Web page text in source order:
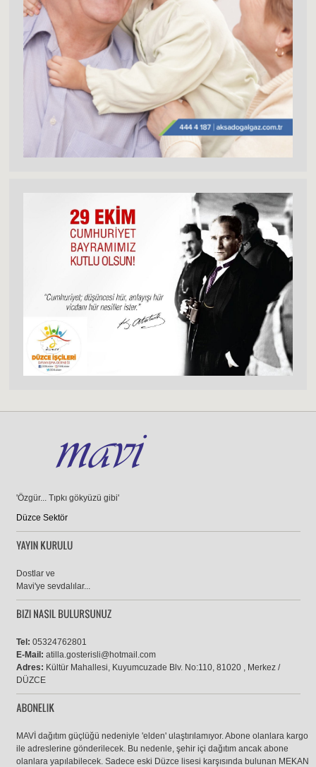
'Özgür... Tıpkı gökyüzü gibi'
Düzce Sektör
Dostlar ve
Mavi'ye sevdalılar...
Tel: 05324762801
E-Mail: atilla.gosterisli@hotmail.com
Adres: Kültür Mahallesi, Kuyumcuzade Blv. No:110, 81020 , Merkez /
DÜZCE
MAVİ dağıtım güçlüğü nedeniyle 'elden' ulaştırılamıyor. Abone olanlara kargo
ile adreslerine gönderilecek. Bu nedenle, şehir içi dağıtım ancak abone
olanlara yapılabilecek. Sadece eski Düzce lisesi karşısında bulunan MEKAN